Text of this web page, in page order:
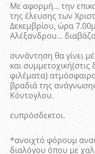
Με αφορμή… την
της έλευσης των
Δεκεμβρίου, ώρα
Αλέξανδρου…
συνάντηση θα γίνει
και συμμετοχική(στις
φιλέματα)
βραδιά της
Στην
ευπρόσδεκτοι.
*ανοιχτό φόρουμ
διαλόγου όπου με